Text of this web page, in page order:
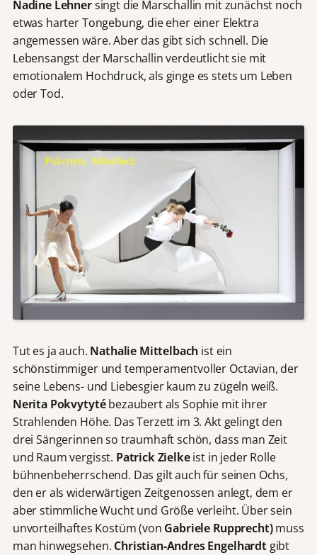
Nadine Lehnersingt die Marschallin mit zunächst noch
etwas harter Tongebung, die eher einer Elektra
angemessen wäre. Aber das gibt sich schnell. Die
Lebensangst der Marschallin verdeutlicht sie mit
emotionalem Hochdruck, als ginge es stets um Leben
oder Tod.
Tut es ja auch. Nathalie Mittelbach ist ein
schönstimmiger und temperamentvoller Octavian, der
seine Lebens- und Liebesgier kaum zu zügeln weiß.
Nerita Pokvytytébezaubert als Sophie mit ihrer
Strahlenden Höhe. Das Terzett im 3. Akt gelingt den
drei Sängerinnen so traumhaft schön, dass man Zeit
und Raum vergisst. Patrick Zielkeist in jeder Rolle
bühnenbeherrschend. Das gilt auch für seinen Ochs,
den er als widerwärtigen Zeitgenossen anlegt, dem er
aber stimmliche Wucht und Größe verleiht. Über sein
unvorteilhaftes Kostüm (von Gabriele Rupprecht)muss
man hinwegsehen. Christian-Andres Engelhardtgibt